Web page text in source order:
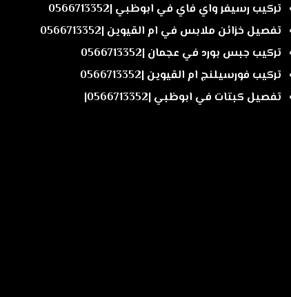
تركيب رسيفر واي فاي في ابوظبي |0566713352
تفصيل خزائن ملابس في ام القيوين |0566713352
تركيب جبس بورد في عجمان |0566713352
تركيب فورسيلنج ام القيوين |0566713352
تفصيل كبتات في ابوظبي |0566713352|